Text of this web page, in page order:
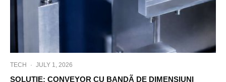
TECH · JULY 1, 2026
SOLUTIE: CONVEYOR CU BANDÃ DE DIMENSIUNI